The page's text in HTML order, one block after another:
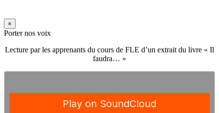
×
Porter nos voix
Lecture par les apprenants du cours de FLE d’un extrait du livre « Il
faudra… »